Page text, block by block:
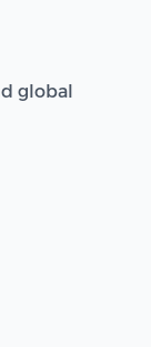
global